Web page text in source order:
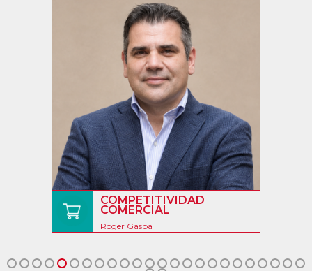
COMPETITIVIDAD
COMERCIAL
Roger Gaspa